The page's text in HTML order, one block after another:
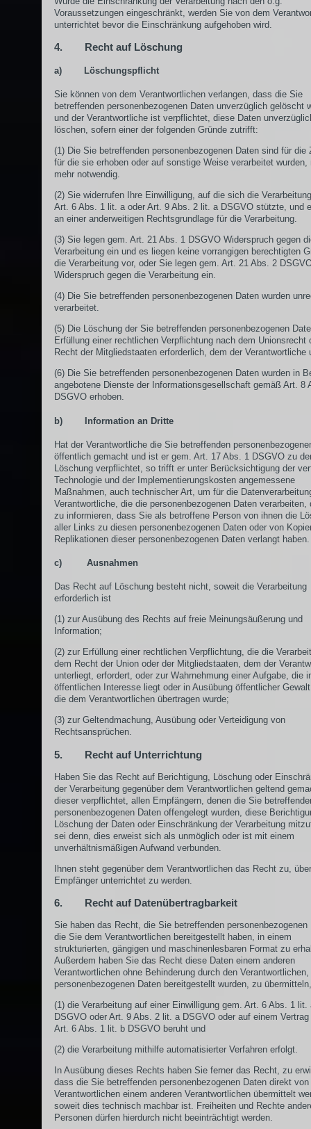
Voraussetzungen eingeschränkt, werden Sie von dem
unterrichtet bevor die Einschränkung aufgehoben wird.
4. Recht auf Löschung
a) Löschungspflicht
Sie können von dem Verantwortlichen verlangen, dass die Sie
betreffenden personenbezogenen Daten unverzüglich gelöscht
und der Verantwortliche ist verpflichtet, diese Daten
löschen, sofern einer der folgenden Gründe zutrifft:
(1) Die Sie betreffenden personenbezogenen Daten sind für die
für die sie erhoben oder auf sonstige Weise verarbeitet wurden,
mehr notwendig.
(2) Sie widerrufen Ihre Einwilligung, auf die sich die
Art. 6 Abs. 1 lit. a oder Art. 9 Abs. 2 lit. a DSGVO stützte, und
an einer anderweitigen Rechtsgrundlage für die Verarbeitung.
(3) Sie legen gem. Art. 21 Abs. 1 DSGVO Widerspruch gegen
Verarbeitung ein und es liegen keine vorrangigen berechtigten
die Verarbeitung vor, oder Sie legen gem. Art. 21 Abs. 2
Widerspruch gegen die Verarbeitung ein.
(4) Die Sie betreffenden personenbezogenen Daten wurden
verarbeitet.
(5) Die Löschung der Sie betreffenden personenbezogenen
Erfüllung einer rechtlichen Verpflichtung nach dem Unionsrecht
Recht der Mitgliedstaaten erforderlich, dem der Verantwortliche
(6) Die Sie betreffenden personenbezogenen Daten wurden in
angebotene Dienste der Informationsgesellschaft gemäß Art. 8
DSGVO erhoben.
b) Information an Dritte
Hat der Verantwortliche die Sie betreffenden
öffentlich gemacht und ist er gem. Art. 17 Abs. 1 DSGVO zu
Löschung verpflichtet, so trifft er unter Berücksichtigung der
Technologie und der Implementierungskosten angemessene
Maßnahmen, auch technischer Art, um für die
Verantwortliche, die die personenbezogenen Daten verarbeiten,
zu informieren, dass Sie als betroffene Person von ihnen die
aller Links zu diesen personenbezogenen Daten oder von
Replikationen dieser personenbezogenen Daten verlangt haben.
c) Ausnahmen
Das Recht auf Löschung besteht nicht, soweit die Verarbeitung
erforderlich ist
(1) zur Ausübung des Rechts auf freie Meinungsäußerung und
Information;
(2) zur Erfüllung einer rechtlichen Verpflichtung, die die
dem Recht der Union oder der Mitgliedstaaten, dem der
unterliegt, erfordert, oder zur Wahrnehmung einer Aufgabe, die
öffentlichen Interesse liegt oder in Ausübung öffentlicher
die dem Verantwortlichen übertragen wurde;
(3) zur Geltendmachung, Ausübung oder Verteidigung von
Rechtsansprüchen.
5. Recht auf Unterrichtung
Haben Sie das Recht auf Berichtigung, Löschung oder
der Verarbeitung gegenüber dem Verantwortlichen geltend
dieser verpflichtet, allen Empfängern, denen die Sie
personenbezogenen Daten offengelegt wurden, diese
Löschung der Daten oder Einschränkung der Verarbeitung
sei denn, dies erweist sich als unmöglich oder ist mit einem
unverhältnismäßigen Aufwand verbunden.
Ihnen steht gegenüber dem Verantwortlichen das Recht zu,
Empfänger unterrichtet zu werden.
6. Recht auf Datenübertragbarkeit
Sie haben das Recht, die Sie betreffenden personenbezogenen
die Sie dem Verantwortlichen bereitgestellt haben, in einem
strukturierten, gängigen und maschinenlesbaren Format zu
Außerdem haben Sie das Recht diese Daten einem anderen
Verantwortlichen ohne Behinderung durch den
personenbezogenen Daten bereitgestellt wurden, zu
(1) die Verarbeitung auf einer Einwilligung gem. Art. 6 Abs. 1 lit.
DSGVO oder Art. 9 Abs. 2 lit. a DSGVO oder auf einem
Art. 6 Abs. 1 lit. b DSGVO beruht und
(2) die Verarbeitung mithilfe automatisierter Verfahren erfolgt.
In Ausübung dieses Rechts haben Sie ferner das Recht, zu
dass die Sie betreffenden personenbezogenen Daten direkt
Verantwortlichen einem anderen Verantwortlichen übermittelt
soweit dies technisch machbar ist. Freiheiten und Rechte
Personen dürfen hierdurch nicht beeinträchtigt werden.